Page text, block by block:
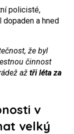
policisté,
a hned
že byl
činnost
až tři léta za
v
velký